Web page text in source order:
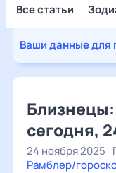
Все статьи
Ваши данные для
Близнецы:
сегодня,
24 ноября 2025
Рамблер/